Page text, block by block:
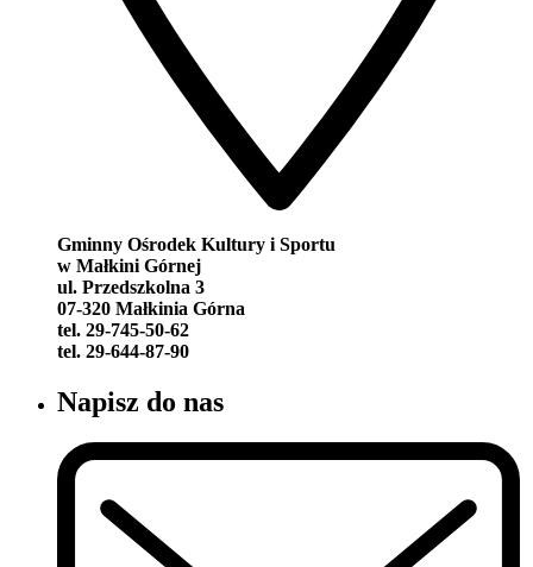
Gminny Ośrodek Kultury i Sportu
w Małkini Górnej
ul. Przedszkolna 3
07-320 Małkinia Górna
tel. 29-745-50-62
tel. 29-644-87-90
Napisz do nas